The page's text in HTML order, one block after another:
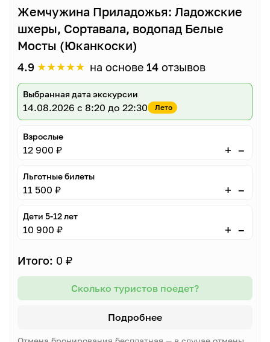
Жемчужина Приладожья: Ладожские
шхеры, Сортавала, водопад Белые
Мосты (Юканкоски)
4.9 ★★★★★ на основе 14 отзывов
Выбранная дата экскурсии
14.08.2026 с 8:20 до 22:30 Лето
Взрослые
12 900 ₽ + –
Льготные билеты
11 500 ₽ + –
Дети 5-12 лет
10 900 ₽ + –
Итого: 0 ₽
Сколько туристов поедет?
Подробнее